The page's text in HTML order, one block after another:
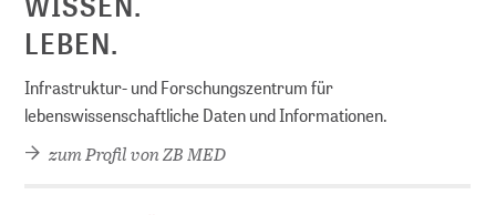
LEBEN.
Infrastruktur- und Forschungszentrum für
lebenswissenschaftliche Daten und Informationen.
zum Profil von ZB MED